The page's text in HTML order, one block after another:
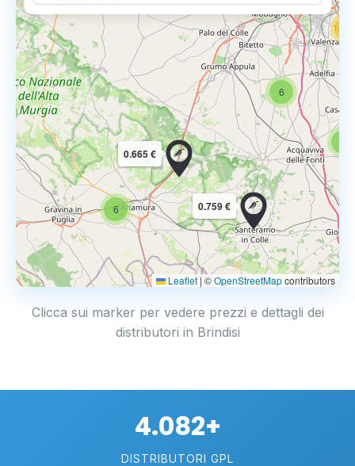
6
6
0.759 €
0.665 €
Leaflet | ©OpenStreetMapcontributors
Clicca sui marker per vedere prezzi e dettagli dei
distributori in Brindisi
4.082+
DISTRIBUTORI GPL